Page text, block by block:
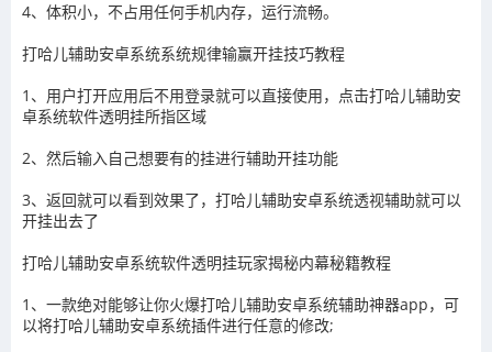
4、体积小，不占用任何手机内存，运行流畅。
打哈儿辅助安卓系统系统规律输赢开挂技巧教程
1、用户打开应用后不用登录就可以直接使用，点击打哈儿辅助安
卓系统软件透明挂所指区域
2、然后输入自己想要有的挂进行辅助开挂功能
3、返回就可以看到效果了， 打哈儿辅助安卓系统透视辅助就可以
开挂出去了
打哈儿辅助安卓系统软件透明挂玩家揭秘内幕秘籍教程
1、一款绝对能够让你火爆打哈儿辅助安卓系统辅助神器app，可
以将打哈儿辅助安卓系统插件进行任意的修改;